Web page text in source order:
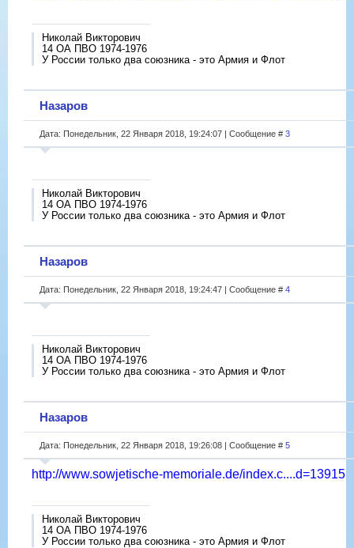
Николай Викторович
14 ОА ПВО 1974-1976
У России только два союзника - это Армия и Флот
Назаров
Дата: Понедельник, 22 Января 2018, 19:24:07 | Сообщение # 3
Николай Викторович
14 ОА ПВО 1974-1976
У России только два союзника - это Армия и Флот
Назаров
Дата: Понедельник, 22 Января 2018, 19:24:47 | Сообщение # 4
Николай Викторович
14 ОА ПВО 1974-1976
У России только два союзника - это Армия и Флот
Назаров
Дата: Понедельник, 22 Января 2018, 19:26:08 | Сообщение # 5
http://www.sowjetische-memoriale.de/index.c....d=13915
Николай Викторович
14 ОА ПВО 1974-1976
У России только два союзника - это Армия и Флот